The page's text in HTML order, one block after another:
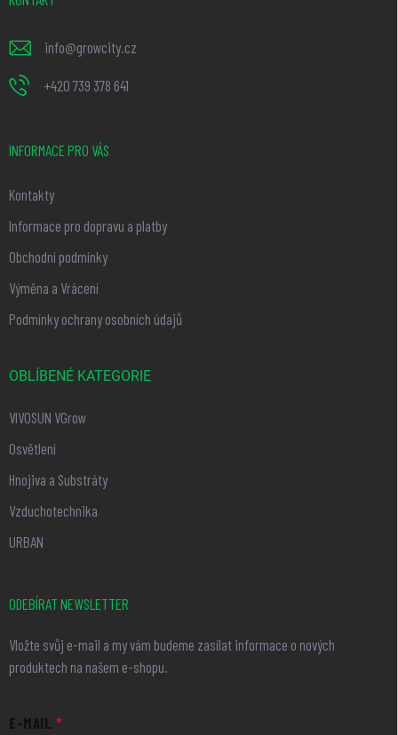
info@growcity.cz
+420 739 378 641
INFORMACE PRO VÁS
Kontakty
Informace pro dopravu a platby
Obchodní podmínky
Výměna a Vrácení
Podmínky ochrany osobních údajů
OBLÍBENÉ KATEGORIE
VIVOSUN VGrow
Osvětlení
Hnojiva a Substráty
Vzduchotechnika
URBAN
ODEBÍRAT NEWSLETTER
Vložte svůj e-mail a my vám budeme zasílat informace o nových
produktech na našem e-shopu.
E-MAIL